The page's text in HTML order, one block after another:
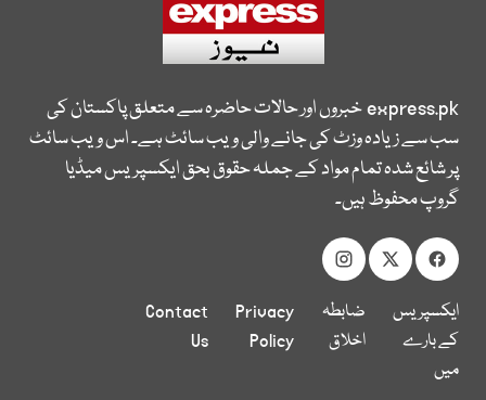
express.pkخبروں اور حالات حاضرہ سے متعلق پاکستان کی
سب سے زیادہ وزٹ کی جانے والی ویب سائٹ ہے۔ اس ویب سائٹ
پر شائع شدہ تمام مواد کے جملہ حقوق بحق ایکسپریس میڈیا
گروپ محفوظ ہیں۔
ایکسپریس
کے بارے
میں
ضابطہ
اخلاق
Privacy
Policy
Contact
Us